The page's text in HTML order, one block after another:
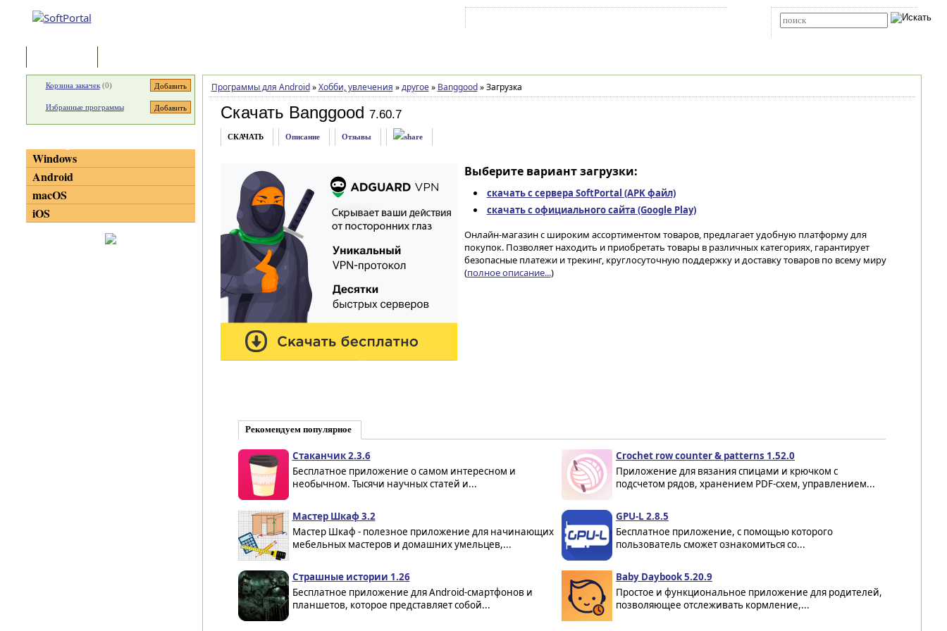
Программы для Android » Хобби, увлечения » другое » Banggood »Загрузка
Скачать Banggood 7.60.7
СКАЧАТЬ Описание Отзывы
Выберите вариант загрузки:
скачать с сервера SoftPortal (APK файл)
скачать с официального сайта (Google Play)
Онлайн-магазин с широким ассортиментом товаров, предлагает удобную платформу для
покупок. Позволяет находить и приобретать товары в различных категориях, гарантирует
безопасные платежи и трекинг, круглосуточную поддержку и доставку товаров по всему миру
(полное описание...)
Рекомендуем популярное
Cтаканчик 2.3.6
Бесплатное приложение о самом интересном и
необычном. Тысячи научных статей и...
Crochet row counter & patterns 1.52.0
Приложение для вязания спицами и крючком с
подсчетом рядов, хранением PDF-схем, управлением...
Мастер Шкаф 3.2
Мастер Шкаф - полезное приложение для начинающих
мебельных мастеров и домашних умельцев,...
GPU-L 2.8.5
Бесплатное приложение, с помощью которого
пользователь сможет ознакомиться со...
Страшные истории 1.26
Бесплатное приложение для Android-смартфонов и
планшетов, которое представляет собой...
Baby Daybook 5.20.9
Простое и функциональное приложение для родителей,
позволяющее отслеживать кормление,...
Корзина закачек(0)
Избранные программы
Windows
Android
macOS
iOS